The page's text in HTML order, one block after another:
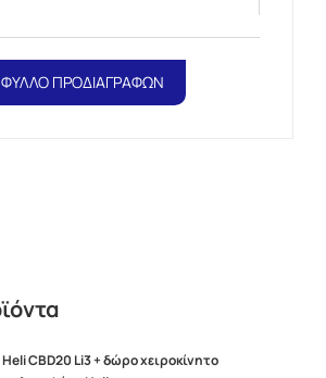
ΦΥΛΛΟ ΠΡΟΔΙΑΓΡΑΦΩΝ
Heli CBD20 Li3 + δώρο χειροκίνητο